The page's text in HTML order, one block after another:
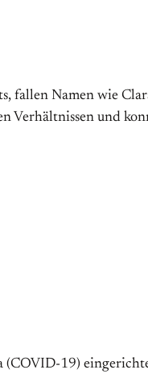
fallen Namen wie
Verhältnissen und
19)